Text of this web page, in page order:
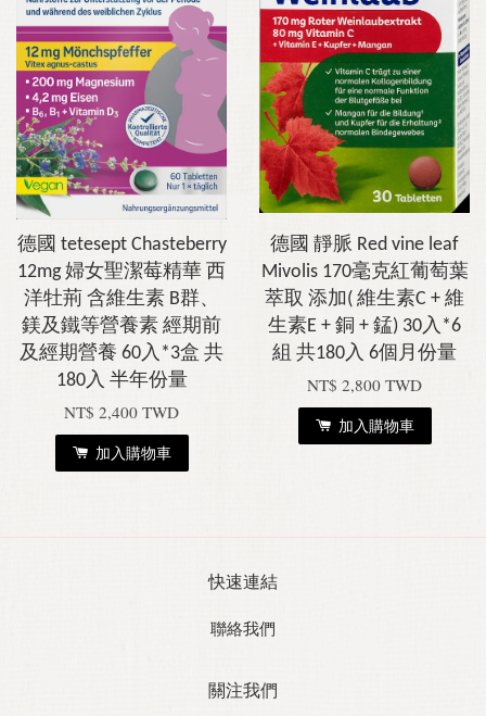
德國 tetesept Chasteberry
12mg 婦女聖潔莓精華 西
洋牡荊 含維生素 B群、
鎂及鐵等營養素 經期前
及經期營養 60入*3盒 共
180入 半年份量
NT$ 2,400 TWD
加入購物車
德國 靜脈 Red vine leaf
Mivolis 170毫克紅葡萄葉
萃取 添加( 維生素C + 維
生素E + 銅 + 錳) 30入*6
組 共180入 6個月份量
NT$ 2,800 TWD
加入購物車
快速連結
聯絡我們
關注我們